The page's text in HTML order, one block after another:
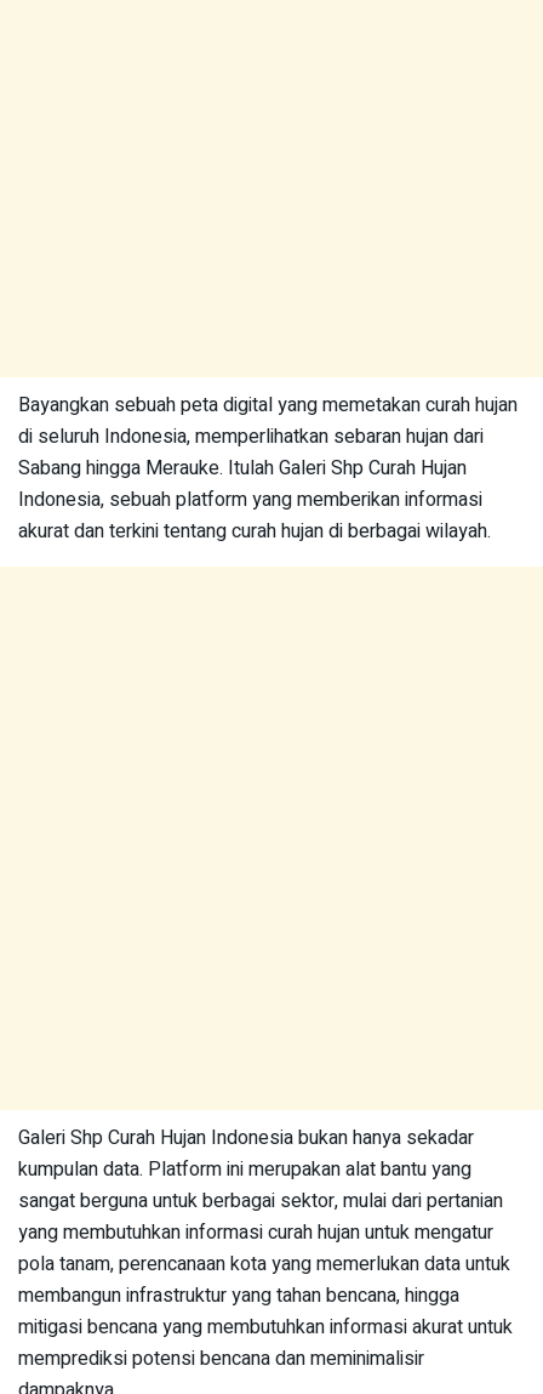
Bayangkan sebuah peta digital yang memetakan curah hujan
di seluruh Indonesia, memperlihatkan sebaran hujan dari
Sabang hingga Merauke. Itulah Galeri Shp Curah Hujan
Indonesia, sebuah platform yang memberikan informasi
akurat dan terkini tentang curah hujan di berbagai wilayah.
Galeri Shp Curah Hujan Indonesia bukan hanya sekadar
kumpulan data. Platform ini merupakan alat bantu yang
sangat berguna untuk berbagai sektor, mulai dari pertanian
yang membutuhkan informasi curah hujan untuk mengatur
pola tanam, perencanaan kota yang memerlukan data untuk
membangun infrastruktur yang tahan bencana, hingga
mitigasi bencana yang membutuhkan informasi akurat untuk
memprediksi potensi bencana dan meminimalisir